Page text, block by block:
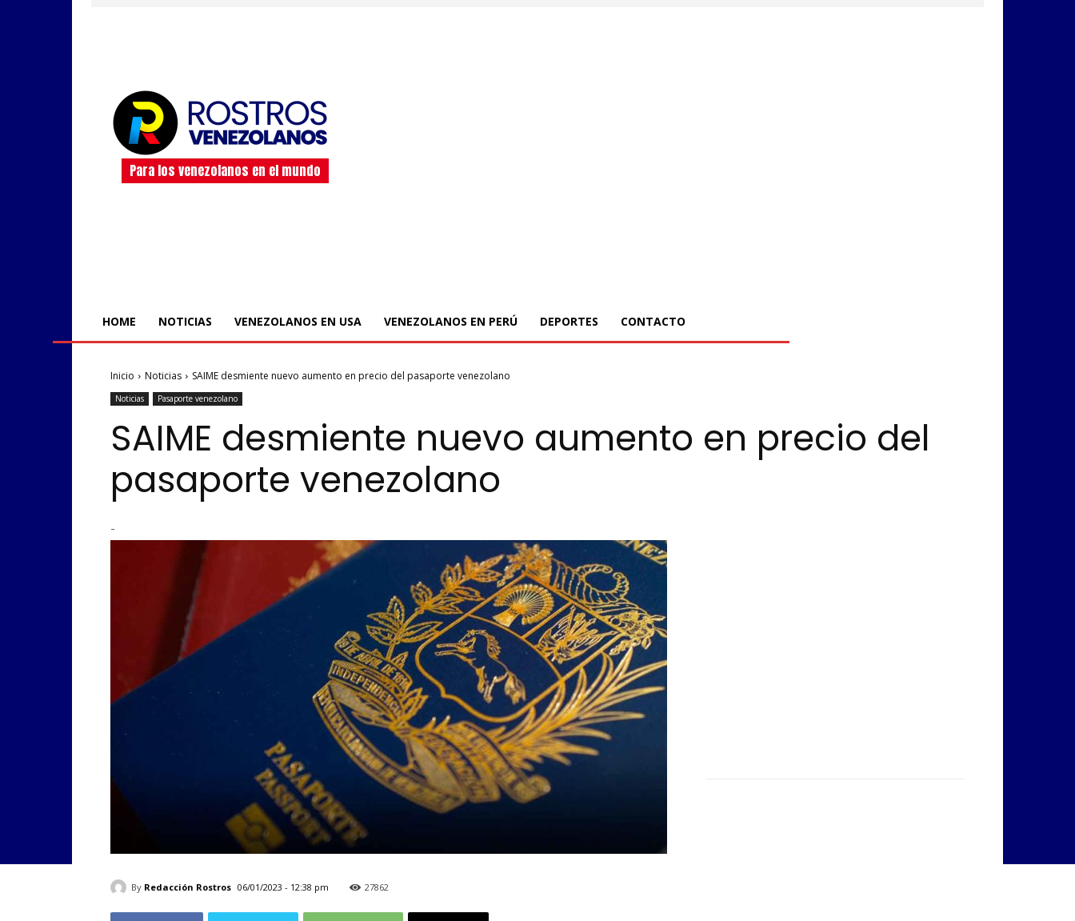
Para los venezolanos en el mundo
HOME NOTICIAS VENEZOLANOS EN USA VENEZOLANOS EN PERÚ DEPORTES CONTACTO
Inicio Noticias SAIME desmiente nuevo aumento en precio del pasaporte venezolano
Noticias Pasaporte venezolano
SAIME desmiente nuevo aumento en precio del
pasaporte venezolano
-
By Redacción Rostros 06/01/2023 - 12:38 pm 27862